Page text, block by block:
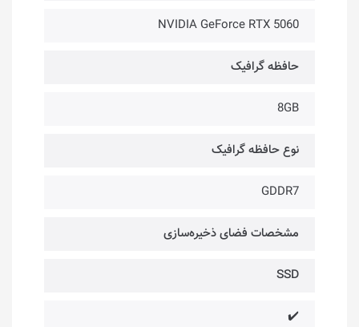
NVIDIA GeForce RTX 5060
حافظه گرافیک
8GB
نوع حافظه گرافیک
GDDR7
مشخصات فضای ذخیره‌سازی
SSD
✔️